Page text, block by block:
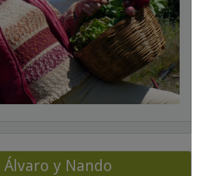
Álvaro y Nando